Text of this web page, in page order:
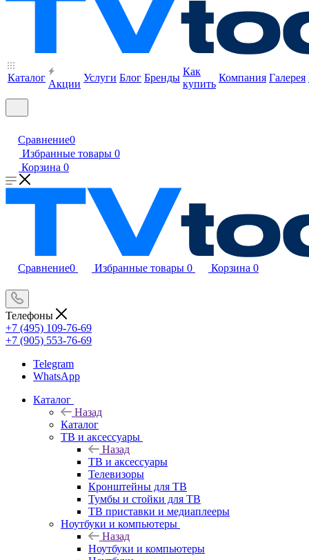
Каталог
Акции
Услуги Блог Бренды
Как
купить
Компания Галерея
Сравнение0
Избранные товары 0
Корзина 0
Сравнение0 Избранные товары 0 Корзина 0
Телефоны
+7 (495) 109-76-69
+7 (905) 553-76-69
Telegram
WhatsApp
Каталог
Назад
Каталог
ТВ и аксессуары
Назад
ТВ и аксессуары
Телевизоры
Кронштейны для ТВ
Тумбы и стойки для ТВ
ТВ приставки и медиаплееры
Ноутбуки и компьютеры
Назад
Ноутбуки и компьютеры